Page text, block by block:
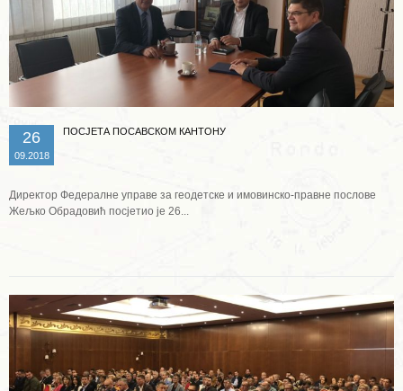
26
09.2018
ПОСЈЕТА ПОСАВСКОМ КАНТОНУ
Директор Федералне управе за геодетске и имовинско-правне послове
Жељко Обрадовић посјетио је 26...